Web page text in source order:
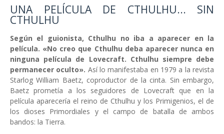
UNA PELÍCULA DE CTHULHU... SIN
CTHULHU
Según el guionista, Cthulhu no iba a aparecer en la
película. «No creo que Cthulhu deba aparecer nunca en
ninguna película de Lovecraft. Cthulhu siempre debe
permanecer oculto». Así lo manifestaba en 1979 a la revista
Starlog William Baetz, coproductor de la cinta. Sin embargo,
Baetz prometía a los seguidores de Lovecraft que en la
película aparecería el reino de Cthulhu y los Primigenios, el de
los dioses Primordiales y el campo de batalla de ambos
bandos: la Tierra.